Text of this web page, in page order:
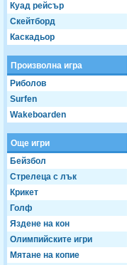
Куад рейсър
Скейтборд
Каскадьор
Произволна игра
Риболов
Surfen
Wakeboarden
Още игри
Бейзбол
Стрелеца с лък
Крикет
Голф
Яздене на кон
Олимпийските игри
Мятане на копие